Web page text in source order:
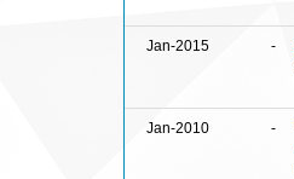
Jan-2015 -
Jan-2010 -